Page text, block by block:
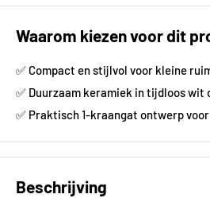
Waarom kiezen voor dit
✅ Compact en stijlvol voor kleine
✅ Duurzaam keramiek in tijdloos wit
✅ Praktisch 1-kraangat ontwerp
Beschrijving